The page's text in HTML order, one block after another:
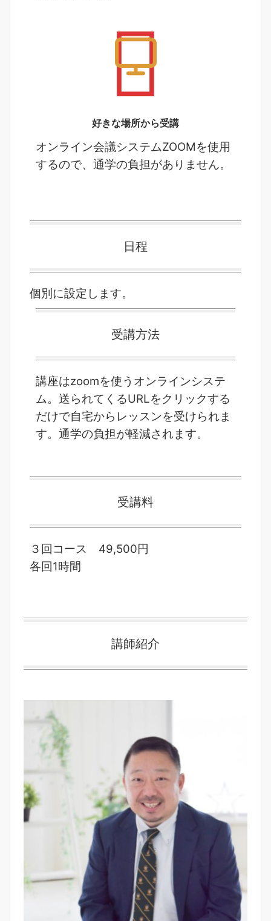
好きな場所から受講
オンライン会議システムZOOMを使用
するので、通学の負担がありません。
日程
個別に設定します。
受講方法
講座はzoomを使うオンラインシステ
ム。送られてくるURLをクリックする
だけで自宅からレッスンを受けられま
す。通学の負担が軽減されます。
受講料
３回コース 49,500円
各回1時間
講師紹介